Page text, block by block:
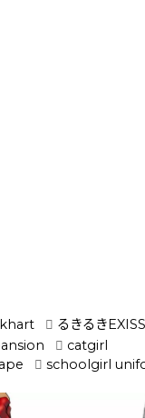
るきるきEXISS
catgirl
schoolgirl